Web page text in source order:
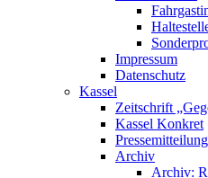
Impressum
Datenschutz
Kassel
Zeitschrift
Kassel Konkret
Archiv
Archiv: